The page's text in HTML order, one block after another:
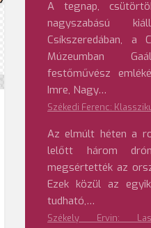
A tegnap,
nagyszabású
Csíkszeredában, a
Múzeumban
festőművész
Imre, Nagy…
Székedi Ferenc:
Az elmúlt héten a
lelőtt három
megsértették az
Ezek közül az
tudható,…
Székely Ervin: